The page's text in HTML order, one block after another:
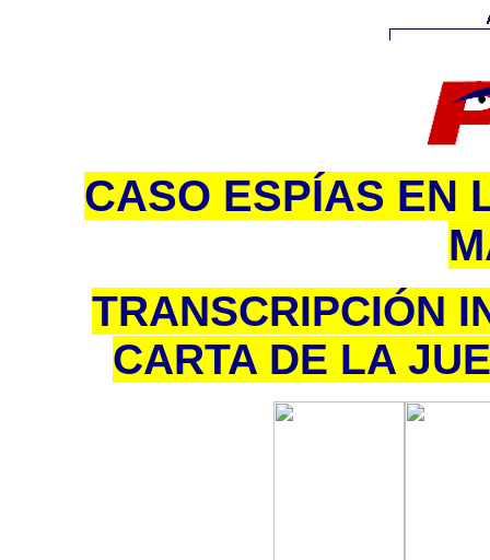
CASO ESPÍAS EN
TRANSCRIPCIÓN
CARTA DE LA